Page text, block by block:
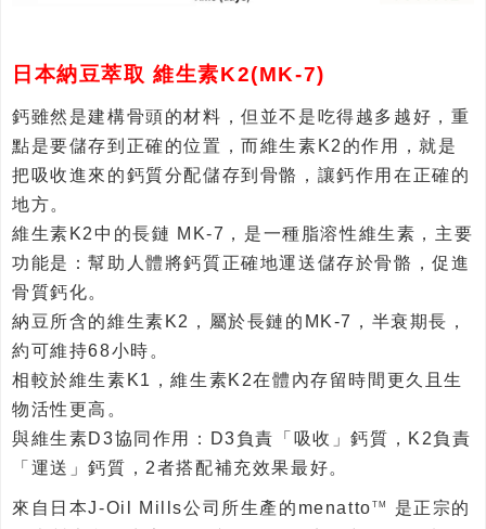
日本納豆萃取 維生素K2(MK-7)
鈣雖然是建構骨頭的材料，但並不是吃得越多越好，重
點是要儲存到正確的位置，而維生素K2的作用，就是
把吸收進來的鈣質分配儲存到骨骼，讓鈣作用在正確的
地方。
維生素K2中的長鏈 MK-7，是一種脂溶性維生素，主要
功能是：幫助人體將鈣質正確地運送儲存於骨骼，促進
骨質鈣化。
納豆所含的維生素K2，屬於長鏈的MK-7，半衰期長，
約可維持68小時。
相較於維生素K1，維生素K2在體內存留時間更久且生
物活性更高。
與維生素D3協同作用：D3負責「吸收」鈣質，K2負責
「運送」鈣質，2者搭配補充效果最好。
來自日本J-Oil Mills公司所生產的menatto TM
是正宗的